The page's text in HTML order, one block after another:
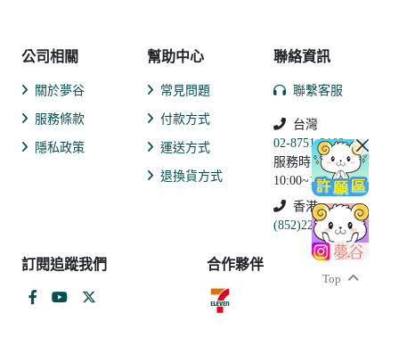
Top
公司相關
關於夢谷
服務條款
隱私政策
幫助中心
常見問題
付款方式
運送方式
退換貨方式
聯絡資訊
聯繫客服
台灣
02-8751-2102
服務時間:
10:00~19:00
香港
(852)2250-9311
訂閱追蹤我們 合作夥伴